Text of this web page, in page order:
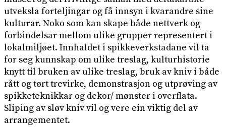
utveksla forteljingar og få innsyn i kvarandre sine
kulturar. Noko som kan skape både nettverk og
forbindelsar mellom ulike grupper representert i
lokalmiljøet. Innhaldet i spikkeverkstadane vil ta
for seg kunnskap om ulike treslag, kulturhistorie
knytt til bruken av ulike treslag, bruk av kniv i både
rått og tørt trevirke, demonstrasjon og utprøving av
spikketeknikkar og dekor/ mønster i overflata.
Sliping av sløv kniv vil og vere ein viktig del av
arrangementet.